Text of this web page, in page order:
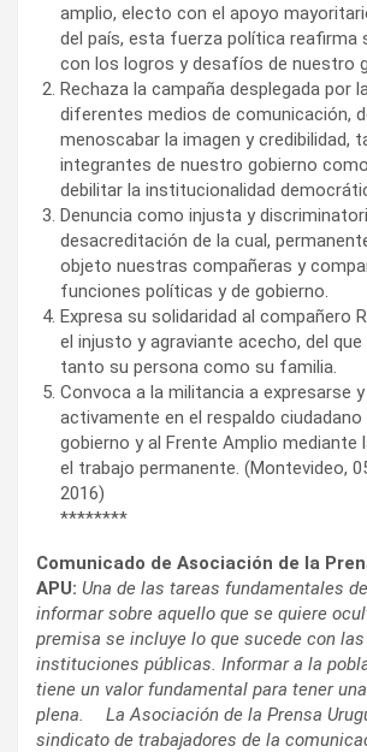
amplio, electo con el apoyo
del país, esta fuerza política reafirma
con los logros y desafíos de nuestro
Rechaza la campaña desplegada por
diferentes medios de comunicación,
menoscabar la imagen y credibilidad,
integrantes de nuestro gobierno
debilitar la institucionalidad
Denuncia como injusta y
desacreditación de la cual,
objeto nuestras compañeras y
funciones políticas y de gobierno.
Expresa su solidaridad al compañero
el injusto y agraviante acecho, del
tanto su persona como su familia.
Convoca a la militancia a expresarse
activamente en el respaldo
gobierno y al Frente Amplio mediante
el trabajo permanente. (Montevideo,
2016)
********
Comunicado de Asociación de la
APU: Una de las tareas fundamentales
informar sobre aquello que se quiere
premisa se incluye lo que sucede con
instituciones públicas. Informar a la
tiene un valor fundamental para tener
plena.
La Asociación de la Prensa
sindicato de trabajadores de la